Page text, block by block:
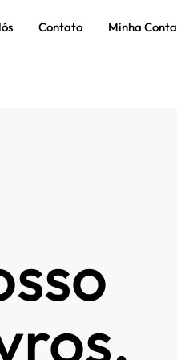
Contato Minha Conta